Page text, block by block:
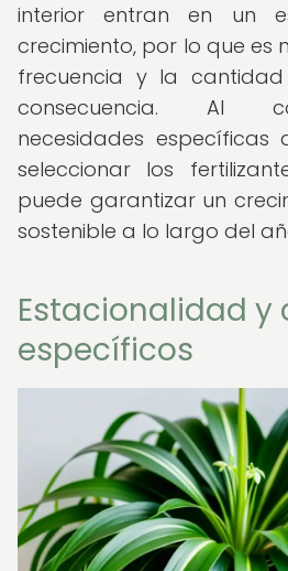
interior entran en un
crecimiento, por lo que es
frecuencia y la
consecuencia. Al
necesidades
seleccionar los
puede garantizar un
sostenible a lo largo del
Estacionalidad y
específicos